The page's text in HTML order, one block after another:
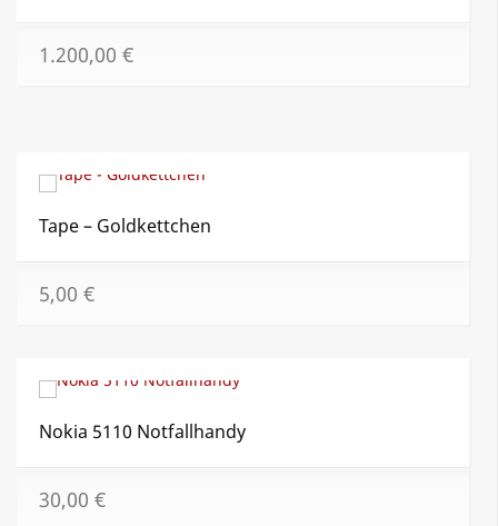
1.200,00 €
Tape – Goldkettchen
5,00 €
Nokia 5110 Notfallhandy
30,00 €